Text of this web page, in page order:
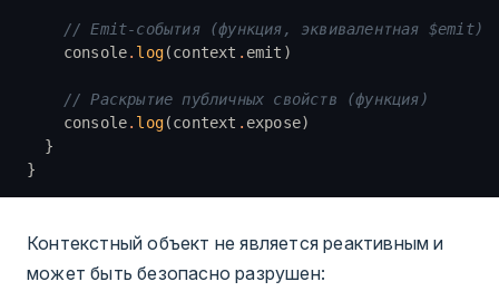
    // Emit-события (функция, эквивалентная $emit)
    console
. log(context . emit)
    // Раскрытие публичных свойств (функция)
    console
. log(context . expose)
  }
}
Контекстный объект не является реактивным и
может быть безопасно разрушен: